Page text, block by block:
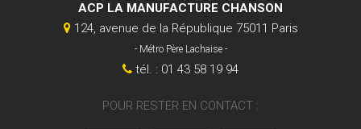
ACP LA MANUFACTURE CHANSON
124, avenue de la République 75011 Paris
- Métro Père Lachaise -
tél. : 01 43 58 19 94
POUR RESTER EN CONTACT :